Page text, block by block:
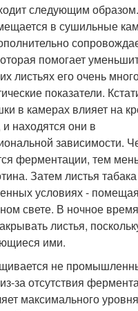
следующим
в сушильные
помогает
листьях его очень
показатели.
в камерах влияет на
находятся они в
зависимости.
ферментации, тем
Затем листья
условиях -
свете. В ночное время
листья,
ими.
не
за отсутствия
максимального